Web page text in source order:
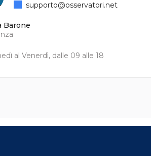
Barone
al Venerdì, dalle 09 alle 18
supporto@osservatori.net